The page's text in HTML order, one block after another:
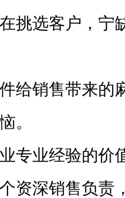
挑选客户，宁
给销售带来的
。
专业经验的价
资深销售负责